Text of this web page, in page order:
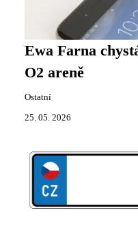
Ewa Farna
O2 areně
Ostatní
25. 05. 2026